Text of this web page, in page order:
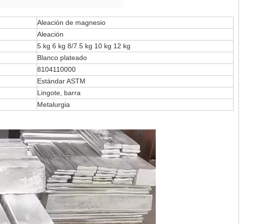
Aleación de magnesio
Aleación
5 kg 6 kg 8/7.5 kg 10 kg 12 kg
Blanco plateado
8104110000
Estándar ASTM
Lingote, barra
Metalurgia